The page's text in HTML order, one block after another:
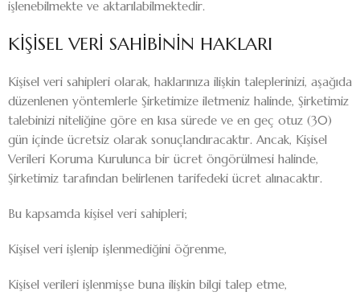
işlenebilmekte ve aktarılabilmektedir.
KİŞİSEL VERİ SAHİBİNİN HAKLARI
Kişisel veri sahipleri olarak, haklarınıza ilişkin taleplerinizi, aşağıda
düzenlenen yöntemlerle Şirketimize iletmeniz halinde, Şirketimiz
talebinizi niteliğine göre en kısa sürede ve en geç otuz (30)
gün içinde ücretsiz olarak sonuçlandıracaktır. Ancak, Kişisel
Verileri Koruma Kurulunca bir ücret öngörülmesi halinde,
Şirketimiz tarafından belirlenen tarifedeki ücret alınacaktır.
Bu kapsamda kişisel veri sahipleri;
Kişisel veri işlenip işlenmediğini öğrenme,
Kişisel verileri işlenmişse buna ilişkin bilgi talep etme,